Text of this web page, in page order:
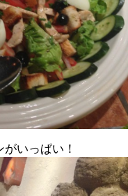
いっぱい！